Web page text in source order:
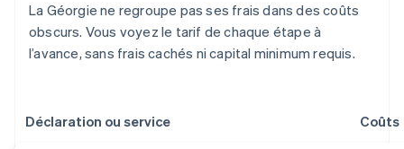
La Géorgie ne regroupe pas ses frais dans des coûts
obscurs. Vous voyez le tarif de chaque étape à
l’avance, sans frais cachés ni capital minimum requis.
Déclaration ou service Coûts